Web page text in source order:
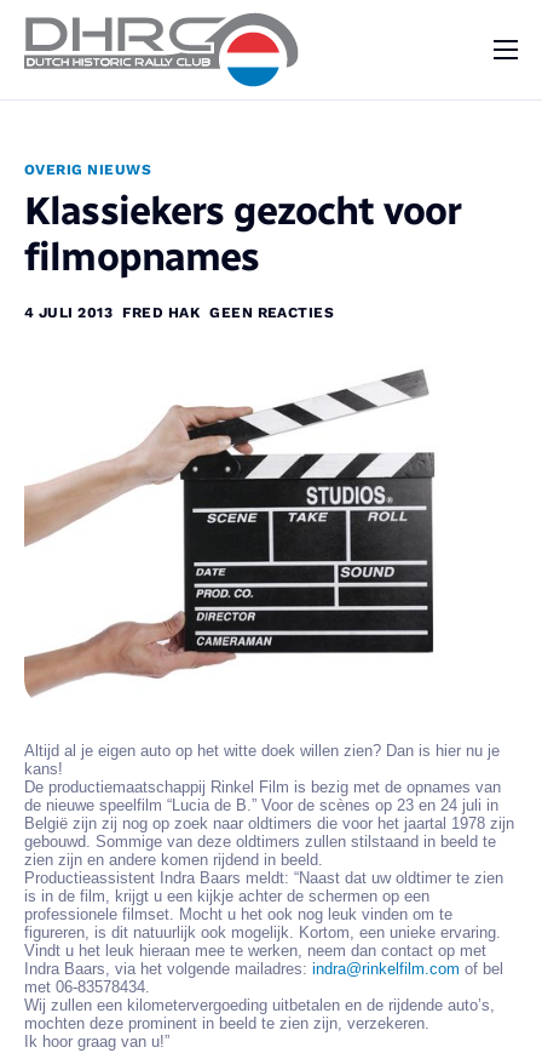
Vraag & Aanbod
Nieuws
OVERIG NIEUWS
Klassiekers gezocht voor
filmopnames
4 JULI 2013 FRED HAK GEEN REACTIES
Altijd al je eigen auto op het witte doek willen zien? Dan is hier nu je
kans!
De productiemaatschappij Rinkel Film is bezig met de opnames van
de nieuwe speelfilm “Lucia de B.” Voor de scènes op 23 en 24 juli in
België zijn zij nog op zoek naar oldtimers die voor het jaartal 1978 zijn
gebouwd. Sommige van deze oldtimers zullen stilstaand in beeld te
zien zijn en andere komen rijdend in beeld.
Productieassistent Indra Baars meldt: “Naast dat uw oldtimer te zien
is in de film, krijgt u een kijkje achter de schermen op een
professionele filmset. Mocht u het ook nog leuk vinden om te
figureren, is dit natuurlijk ook mogelijk. Kortom, een unieke ervaring.
Vindt u het leuk hieraan mee te werken, neem dan contact op met
Indra Baars, via het volgende mailadres: indra@rinkelfilm.com of bel
met 06-83578434.
Wij zullen een kilometervergoeding uitbetalen en de rijdende auto’s,
mochten deze prominent in beeld te zien zijn, verzekeren.
Ik hoor graag van u!”